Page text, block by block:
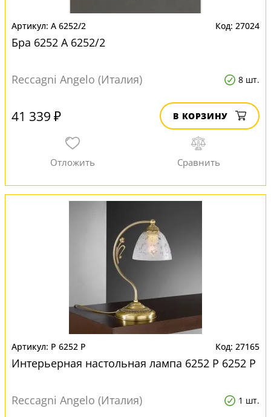
A 6252/2 27024
Бра 6252 A 6252/2
Reccagni Angelo (Италия) 8 шт.
41 339 ₽ В КОРЗИНУ
P 6252 P 27165
Интерьерная настольная лампа 6252 P 6252 P
Reccagni Angelo (Италия) 1 шт.